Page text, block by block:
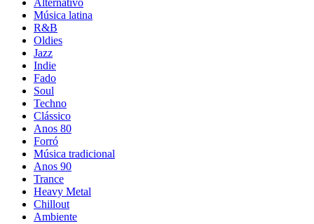
Alternativo
Música latina
R&B
Oldies
Jazz
Indie
Fado
Soul
Techno
Clássico
Anos 80
Forró
Música tradicional
Anos 90
Trance
Heavy Metal
Chillout
Ambiente